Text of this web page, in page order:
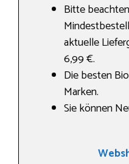
Bitte
aktuelle
6,99 €.
Die besten
Marken.
Sie können